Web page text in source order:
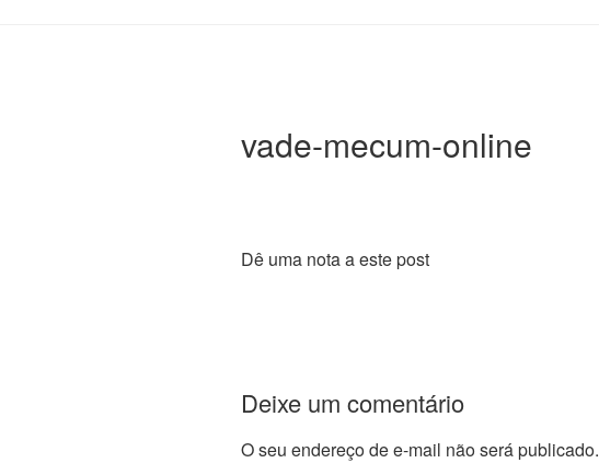
vade-mecum-online
Dê uma nota a este post
Deixe um comentário
O seu endereço de e-mail não será publicado.